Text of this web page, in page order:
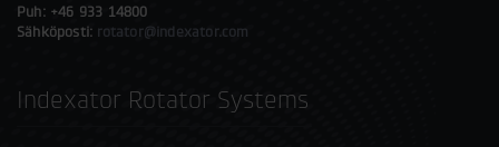
Puh: +46 933 14800
Sähköposti: rotator@indexator.com
Indexator Rotator Systems